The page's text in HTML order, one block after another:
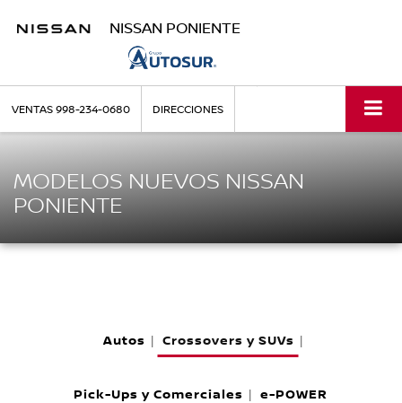
NISSAN PONIENTE
VENTAS998-234-0680 DIRECCIONES
MODELOS NUEVOS NISSAN
PONIENTE
Autos | Crossovers y SUVs |
Pick-Ups y Comerciales | e-POWER